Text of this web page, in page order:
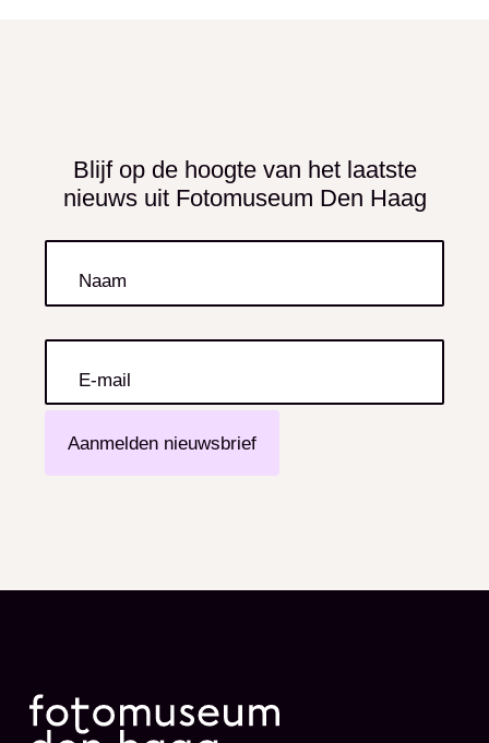
Blijf op de hoogte van het laatste
nieuws uit Fotomuseum Den Haag
Naam
E-mail
Aanmelden nieuwsbrief